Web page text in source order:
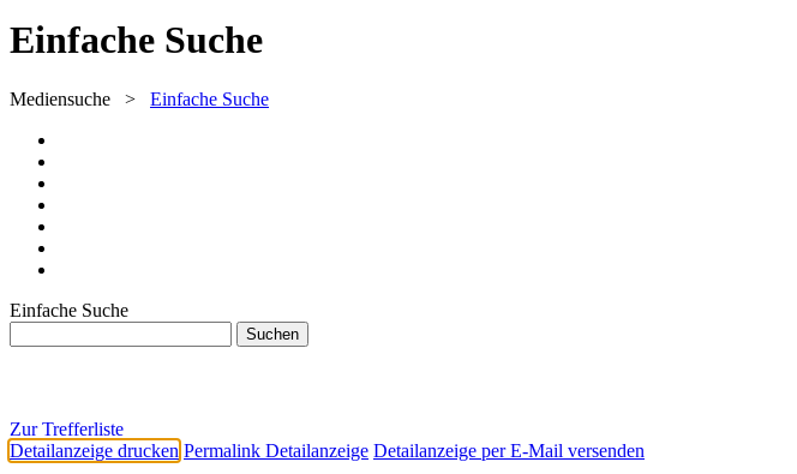
Einfache Suche
Mediensuche > Einfache Suche
Einfache Suche
Zur Trefferliste
Detailanzeige drucken Permalink Detailanzeige Detailanzeige per E-Mail versenden